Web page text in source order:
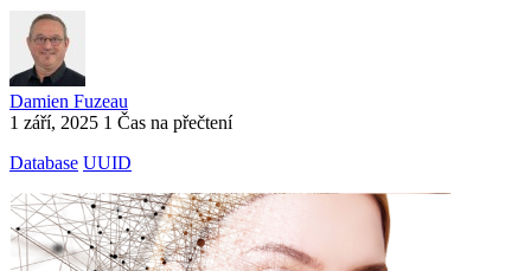
Damien Fuzeau
1 září, 2025 1 Čas na přečtení
Database UUID